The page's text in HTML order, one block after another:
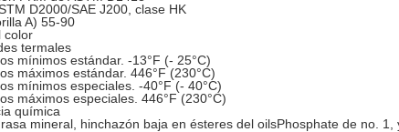
D2000/SAE J200, clase HK
A) 55-90
color
termales
mínimos estándar. -13°F (- 25°C)
máximos estándar. 446°F (230°C)
mínimos especiales. -40°F (- 40°C)
máximos especiales. 446°F (230°C)
química
mineral, hinchazón baja en ésteres del oilsPhosphate de no.